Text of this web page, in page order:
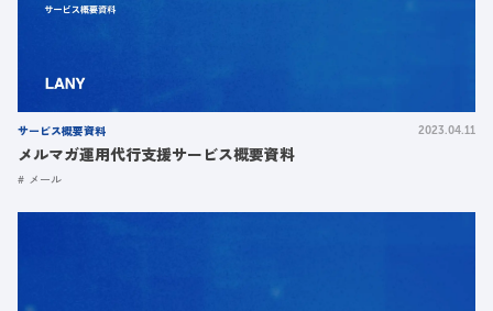
サービス概要資料 2023.04.11
メルマガ運用代行支援サービス概要資料
メール